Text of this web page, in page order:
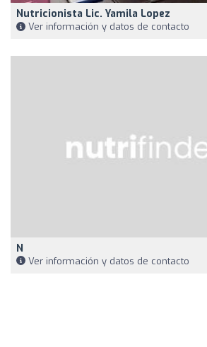
Nutricionista Lic. Yamila Lopez
Ver información y datos de contacto
N
Ver información y datos de contacto